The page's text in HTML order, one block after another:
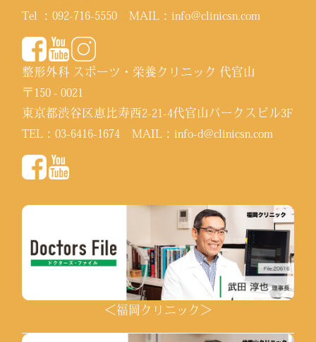
Tel ：092-716-5550 MAIL：info@clinicsn.com
整形外科 スポーツ・栄養クリニック 代官山
〒150 - 0021
東京都渋谷区恵比寿西2-21-4代官山パークスビル3F
TEL：03-6416-1674 MAIL：info-d@clinicsn.com
＜福岡クリニック＞